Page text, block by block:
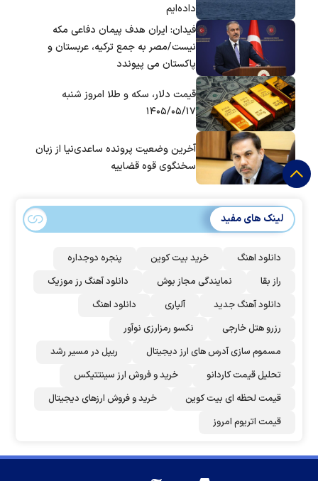
داده‌ایم
فیدان: ایران هدف پیمان دفاعی مکه
نیست/مصر به جمع ترکیه، عربستان و
پاکستان می پیوندد
قیمت دلار، سکه و طلا امروز شنبه
۱۴۰۵/۰۵/۱۷
آخرین وضعیت پرونده ساعدی‌نیا از زبان
سخنگوی قوه قضاییه
لینک های مفید
دانلود اهنگ خرید بیت کوین
پنجره دوجداره
راز بقا
نمایندگی مجاز بوش
دانلود آهنگ رز‌ موزیک
دانلود آهنگ جدید
آلپاری
دانلود اهنگ
رزرو هتل خارجی
نکسو رمزارزی نوآور
مسموم سازی آدرس های ارز دیجیتال
ریپل در مسیر رشد
تحلیل قیمت کاردانو
خرید و فروش ارز سینتتیکس
قیمت لحظه ای بیت کوین
خرید و فروش ارزهای دیجیتال
قیمت اتریوم امروز